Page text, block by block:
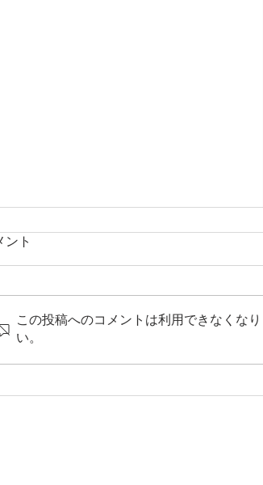
8月6日（木）はご当地グルメの日で
ント
この投稿へのコメントは利用できなくな
い。